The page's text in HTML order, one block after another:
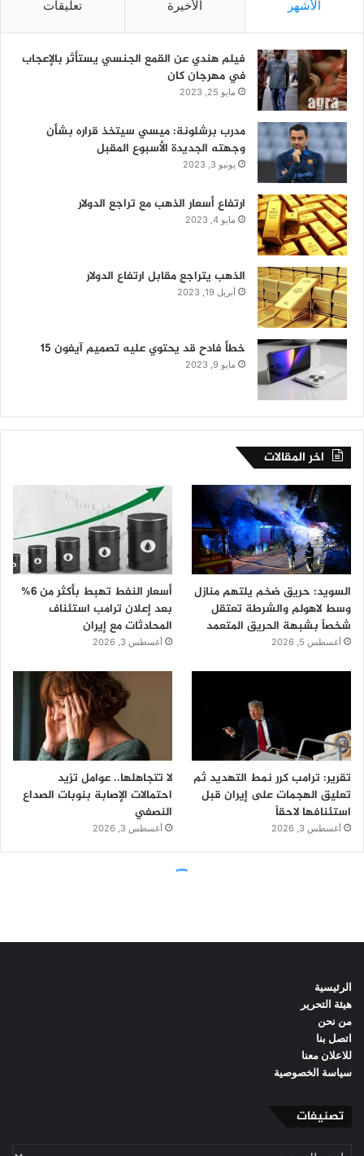
الرئيسية
هيئة التحرير
من نحن
اتصل بنا
للاعلان معنا
سياسة الخصوصية
تصنيفات
تصنيفات